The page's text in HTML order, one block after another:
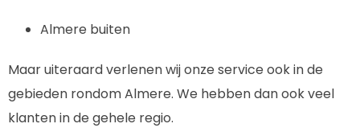
Almere buiten
Maar uiteraard verlenen wij onze service ook in de
gebieden rondom Almere. We hebben dan ook veel
klanten in de gehele regio.